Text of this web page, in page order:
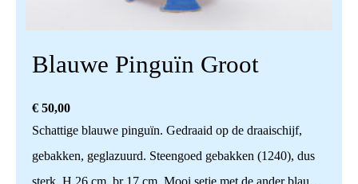
Blauwe Pinguïn Groot
€ 50,00
Schattige blauwe pinguïn. Gedraaid op de draaischijf,
gebakken, geglazuurd. Steengoed gebakken (1240), dus
sterk. H 26 cm, br 17 cm. Mooi setje met de ander blauwe